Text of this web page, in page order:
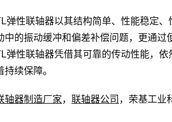
弹性联轴器以其结构简单、性能稳定
的振动缓冲和偏差补偿问题，更通
弹性联轴器凭借其可靠的传动性能，依
续保障。
轴器制造厂家， 联轴器公司 ，荣基工业